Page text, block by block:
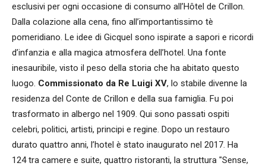
esclusivi per ogni occasione di consumo all’Hôtel de Crillon.
Dalla colazione alla cena, fino all’importantissimo tè
pomeridiano. Le idee di Gicquel sono ispirate a sapori e ricordi
d’infanzia e alla magica atmosfera dell’hotel. Una fonte
inesauribile, visto il peso della storia che ha abitato questo
luogo. Commissionato da Re Luigi XV, lo stabile divenne la
residenza del Conte de Crillon e della sua famiglia. Fu poi
trasformato in albergo nel 1909. Qui sono passati ospiti
celebri, politici, artisti, principi e regine. Dopo un restauro
durato quattro anni, l’hotel è stato inaugurato nel 2017. Ha
124 tra camere e suite, quattro ristoranti, la struttura "Sense,